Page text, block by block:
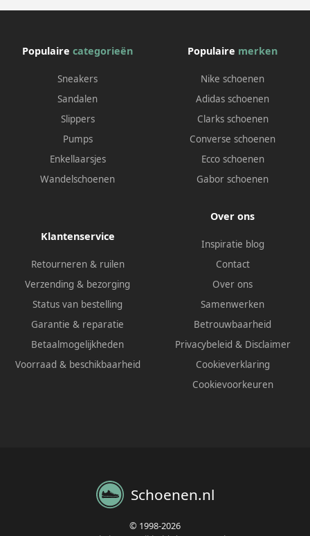
Populaire categorieën
Sneakers
Sandalen
Slippers
Pumps
Enkellaarsjes
Wandelschoenen
Populaire merken
Nike schoenen
Adidas schoenen
Clarks schoenen
Converse schoenen
Ecco schoenen
Gabor schoenen
Klantenservice
Retourneren & ruilen
Verzending & bezorging
Status van bestelling
Garantie & reparatie
Betaalmogelijkheden
Voorraad & beschikbaarheid
Over ons
Inspiratie blog
Contact
Over ons
Samenwerken
Betrouwbaarheid
Privacybeleid & Disclaimer
Cookieverklaring
Cookievoorkeuren
Schoenen.nl
© 1998-2026